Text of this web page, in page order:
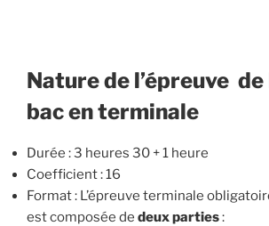
Nature de l’épreuve de
bac en terminale
Durée : 3 heures 30 + 1 heure
Coefficient : 16
Format : L’épreuve terminale
est composée de deux parties: